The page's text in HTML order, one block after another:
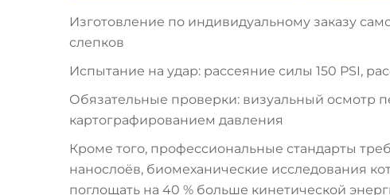
Изготовление по индивидуальному заказу
слепков
Испытание на удар: рассеяние силы 150 PSI,
Обязательные проверки: визуальный осмотр
картографированием давления
Кроме того, профессиональные стандарты
нанослоёв, биомеханические исследования
поглощать на 40 % больше кинетической